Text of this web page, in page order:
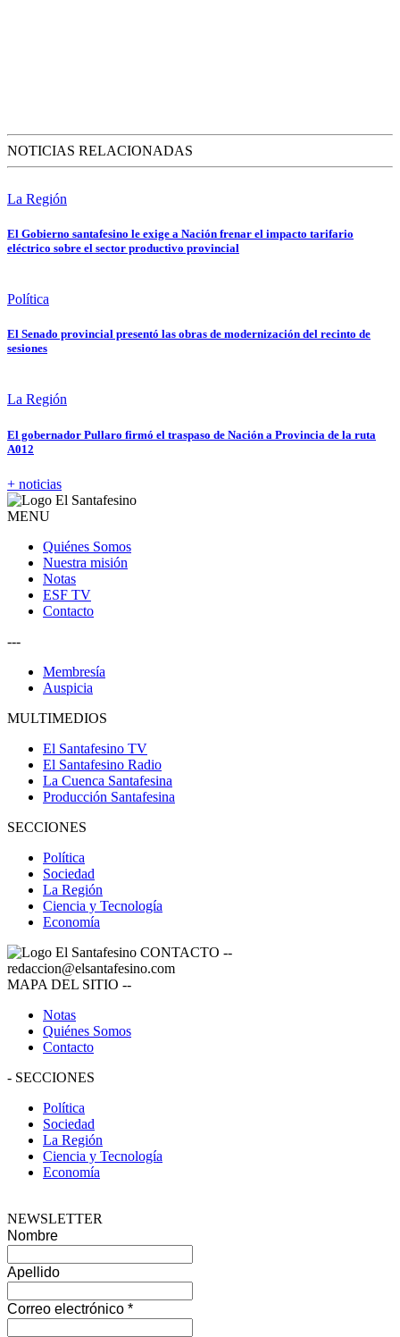
NOTICIAS RELACIONADAS
La Región
El Gobierno santafesino le exige a Nación frenar el impacto tarifario
eléctrico sobre el sector productivo provincial
Política
El Senado provincial presentó las obras de modernización del recinto de
sesiones
La Región
El gobernador Pullaro firmó el traspaso de Nación a Provincia de la ruta
A012
+ noticias
MENU
Quiénes Somos
Nuestra misión
Notas
ESF TV
Contacto
---
Membresía
Auspicia
MULTIMEDIOS
El Santafesino TV
El Santafesino Radio
La Cuenca Santafesina
Producción Santafesina
SECCIONES
Política
Sociedad
La Región
Ciencia y Tecnología
Economía
CONTACTO --
redaccion@elsantafesino.com
MAPA DEL SITIO --
Notas
Quiénes Somos
Contacto
- SECCIONES
Política
Sociedad
La Región
Ciencia y Tecnología
Economía
NEWSLETTER
Nombre
Apellido
Correo electrónico *